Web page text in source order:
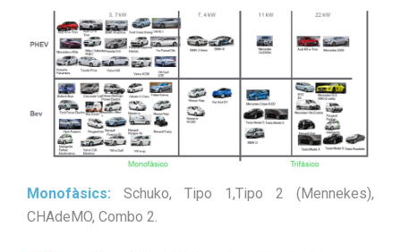
Monofàsics: Schuko, Tipo 1,Tipo 2 (Mennekes),
CHAdeMO, Combo 2.